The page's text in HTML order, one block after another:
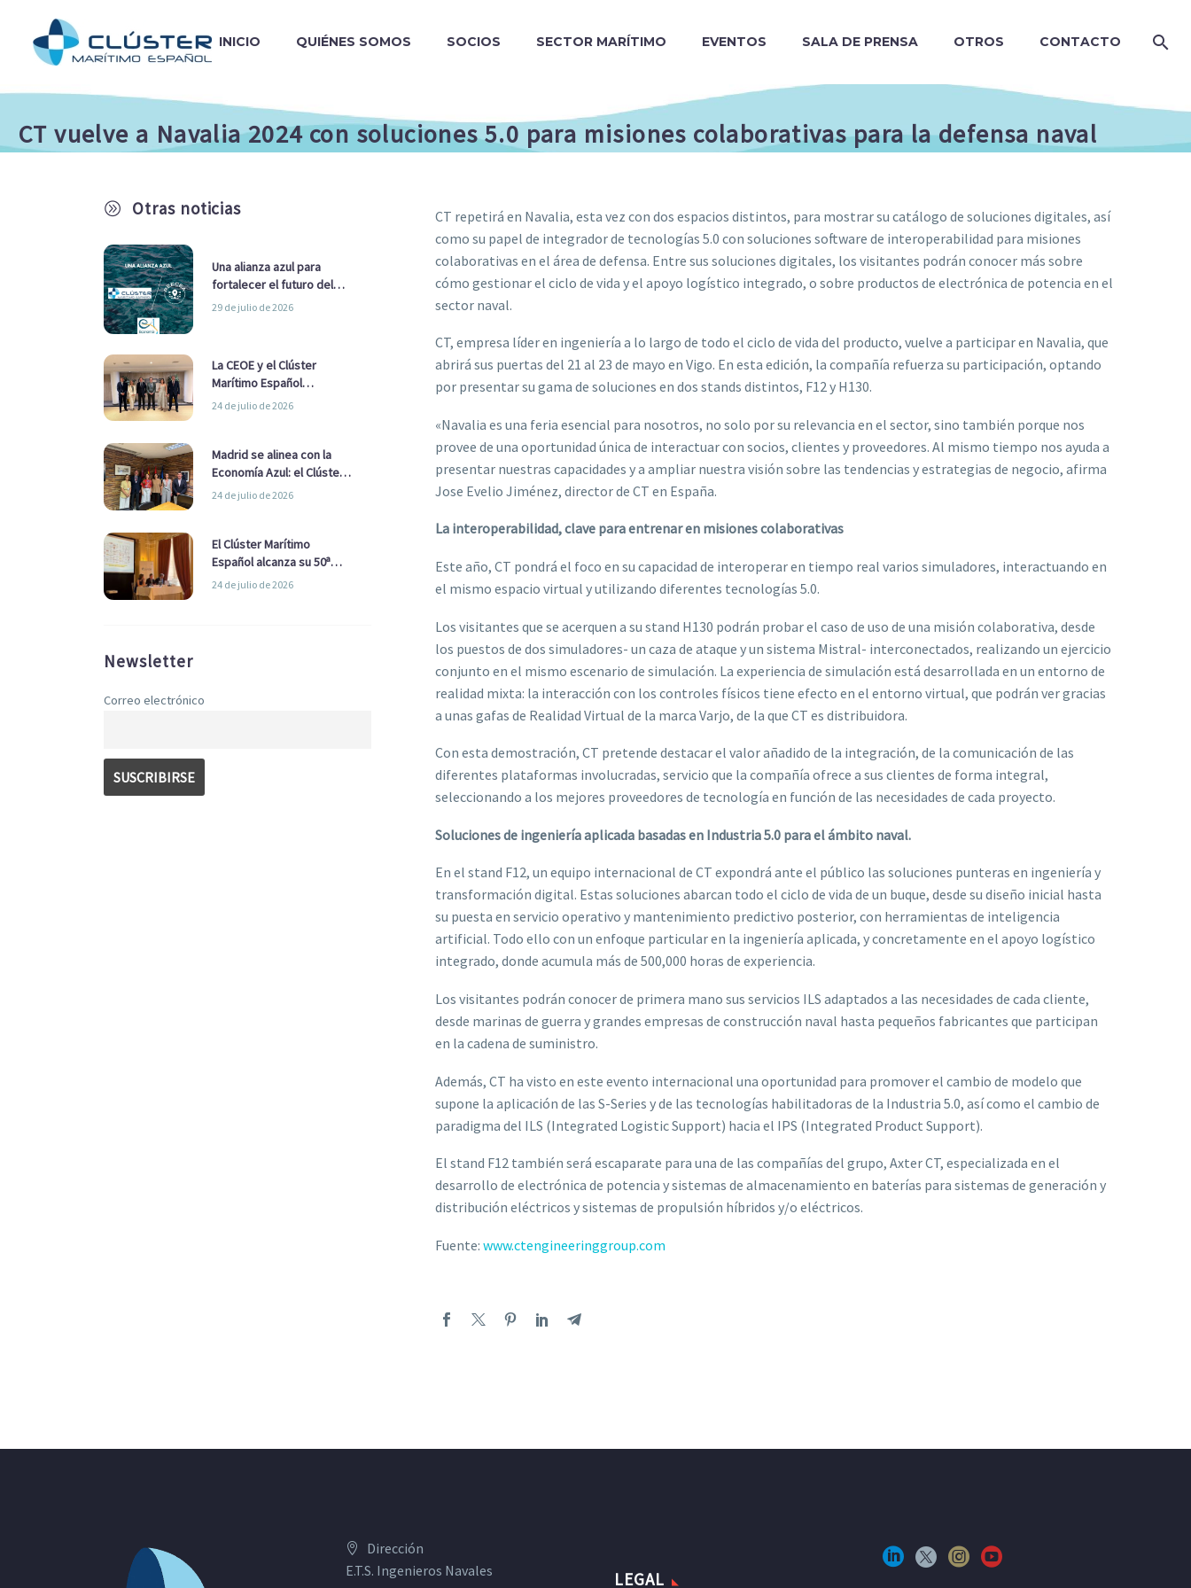
INICIO QUIÉNES SOMOS SOCIOS SECTOR MARÍTIMO EVENTOS SALA DE PRENSA OTROS CONTACTO
CT vuelve a Navalia 2024 con soluciones 5.0 para misiones colaborativas para la defensa naval
A Otras noticias
Una alianza azul para
fortalecer el futuro del
sector marítimo
29 de julio de 2026
La CEOE y el Clúster
Marítimo Español
refuerzan su alianza para
24 de julio de 2026
Madrid se alinea con la
Economía Azul: el Clúster
Marítimo Español y la Real
Ayuntamiento
24 de julio de 2026
El Clúster Marítimo
Español alcanza su 50ª
Asamblea reafirmando su
24 de julio de 2026
Newsletter
Correo electrónico
CT repetirá en Navalia, esta vez con dos espacios distintos, para mostrar su catálogo de soluciones digitales, así
como su papel de integrador de tecnologías 5.0 con soluciones software de interoperabilidad para misiones
colaborativas en el área de defensa. Entre sus soluciones digitales, los visitantes podrán conocer más sobre
cómo gestionar el ciclo de vida y el apoyo logístico integrado, o sobre productos de electrónica de potencia en el
sector naval.
CT, empresa líder en ingeniería a lo largo de todo el ciclo de vida del producto, vuelve a participar en Navalia, que
abrirá sus puertas del 21 al 23 de mayo en Vigo. En esta edición, la compañía refuerza su participación, optando
por presentar su gama de soluciones en dos stands distintos, F12 y H130.
«Navalia es una feria esencial para nosotros, no solo por su relevancia en el sector, sino también porque nos
provee de una oportunidad única de interactuar con socios, clientes y proveedores. Al mismo tiempo nos ayuda a
presentar nuestras capacidades y a ampliar nuestra visión sobre las tendencias y estrategias de negocio, afirma
Jose Evelio Jiménez, director de CT en España.
La interoperabilidad, clave para entrenar en misiones colaborativas
Este año, CT pondrá el foco en su capacidad de interoperar en tiempo real varios simuladores, interactuando en
el mismo espacio virtual y utilizando diferentes tecnologías 5.0.
Los visitantes que se acerquen a su stand H130 podrán probar el caso de uso de una misión colaborativa, desde
los puestos de dos simuladores- un caza de ataque y un sistema Mistral- interconectados, realizando un ejercicio
conjunto en el mismo escenario de simulación. La experiencia de simulación está desarrollada en un entorno de
realidad mixta: la interacción con los controles físicos tiene efecto en el entorno virtual, que podrán ver gracias
a unas gafas de Realidad Virtual de la marca Varjo, de la que CT es distribuidora.
Con esta demostración, CT pretende destacar el valor añadido de la integración, de la comunicación de las
diferentes plataformas involucradas, servicio que la compañía ofrece a sus clientes de forma integral,
seleccionando a los mejores proveedores de tecnología en función de las necesidades de cada proyecto.
Soluciones de ingeniería aplicada basadas en Industria 5.0 para el ámbito naval.
En el stand F12, un equipo internacional de CT expondrá ante el público las soluciones punteras en ingeniería y
transformación digital. Estas soluciones abarcan todo el ciclo de vida de un buque, desde su diseño inicial hasta
su puesta en servicio operativo y mantenimiento predictivo posterior, con herramientas de inteligencia
artificial. Todo ello con un enfoque particular en la ingeniería aplicada, y concretamente en el apoyo logístico
integrado, donde acumula más de 500,000 horas de experiencia.
Los visitantes podrán conocer de primera mano sus servicios ILS adaptados a las necesidades de cada cliente,
desde marinas de guerra y grandes empresas de construcción naval hasta pequeños fabricantes que participan
en la cadena de suministro.
Además, CT ha visto en este evento internacional una oportunidad para promover el cambio de modelo que
supone la aplicación de las S-Series y de las tecnologías habilitadoras de la Industria 5.0, así como el cambio de
paradigma del ILS (Integrated Logistic Support) hacia el IPS (Integrated Product Support).
El stand F12 también será escaparate para una de las compañías del grupo, Axter CT, especializada en el
desarrollo de electrónica de potencia y sistemas de almacenamiento en baterías para sistemas de generación y
distribución eléctricos y sistemas de propulsión híbridos y/o eléctricos.
Fuente: www.ctengineeringgroup.com
Dirección
E.T.S. Ingenieros Navales
LEGAL